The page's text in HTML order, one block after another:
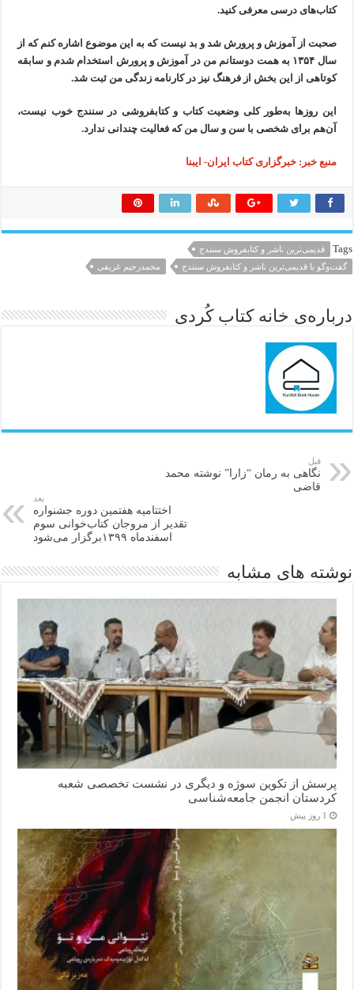
کتاب‌های درسی معرفی کنید.
صحبت از آموزش و پرورش شد و بد نیست که به این موضوع اشاره کنم که از
سال ۱۳۵۴ به همت دوستانم من در آموزش و پرورش استخدام شدم و سابقه
کوتاهی از این بخش از فرهنگ نیز در کارنامه زندگی من ثبت شد.
این روزها به‌طور کلی وضعیت کتاب و کتابفروشی در سنندج خوب نیست،
آن‌هم برای شخصی با سن و سال من که فعالیت چندانی ندارد.
منبع خبر: خبرگزاری کتاب ایران- ایبنا
Tags
قدیمی‌ترین ناشر و کتابفروش سنندج
گفت‌وگو با قدیمی‌ترین ناشر و کتابفروش سنندج
محمدرحیم غریقی
درباره‌ی خانه کتاب کُردی
قبل
نگاهی به رمان “زارا” نوشتە محمد
قاضی
بعد
اختتامیه هفتمین دوره جشنواره
تقدیر از مروجان کتاب‌خوانی سوم
اسفندماه ۱۳۹۹برگزار می‌شود
نوشته های مشابه
پرسش از تکوین سوژه و دیگری در نشست تخصصی شعبه
کردستان انجمن جامعه‌شناسی
1 روز پیش